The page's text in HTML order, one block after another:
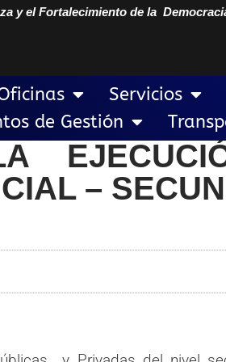
y el Fortalecimiento de la
Servicios
de Gestión
–